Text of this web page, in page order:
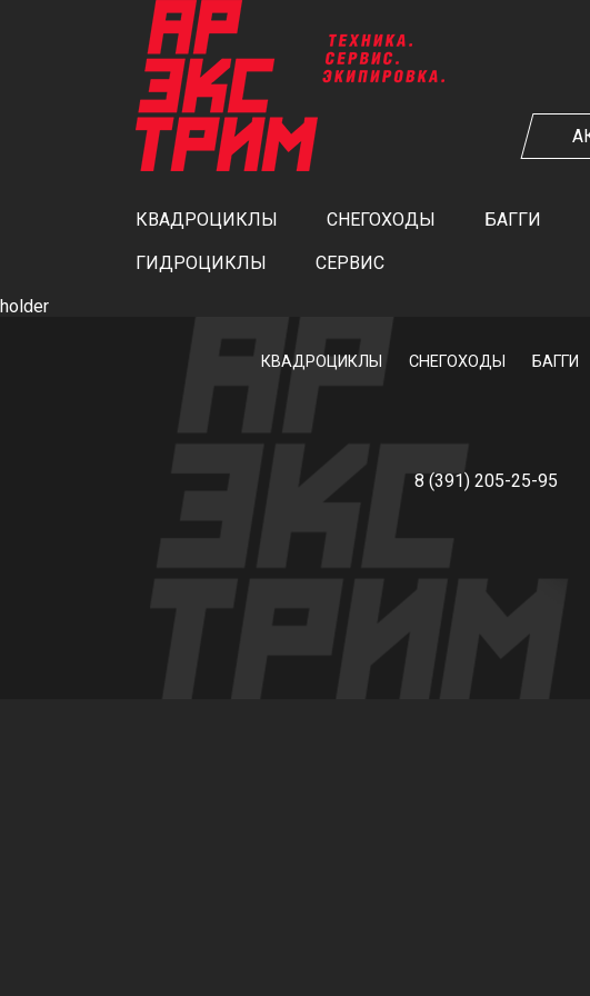
КВАДРОЦИКЛЫ СНЕГОХОДЫ БАГГИ
ГИДРОЦИКЛЫ СЕРВИС
holder
КВАДРОЦИКЛЫ СНЕГОХОДЫ БАГГИ
8 (391) 205-25-95